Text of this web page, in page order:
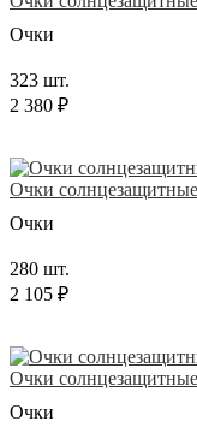
Очки
323 шт.
2 380 ₽
Очки
Очки
280 шт.
2 105 ₽
Очки
Очки